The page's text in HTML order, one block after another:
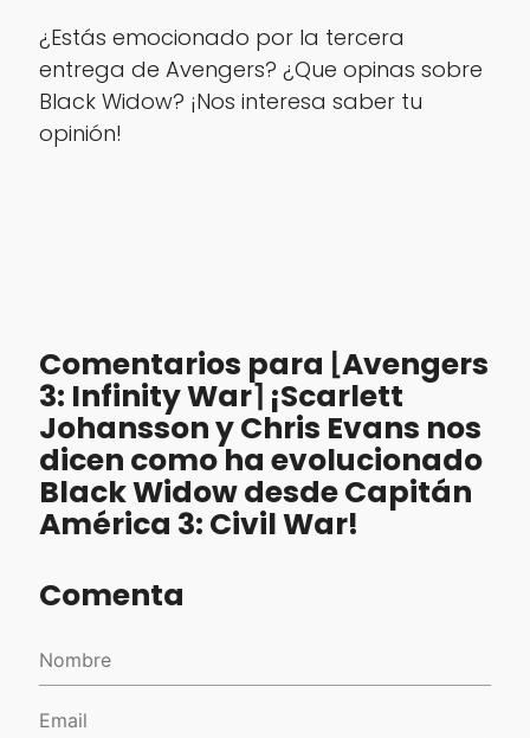
¿Estás emocionado por la tercera
entrega de Avengers? ¿Que opinas sobre
Black Widow? ¡Nos interesa saber tu
opinión!
Comentarios para ⌊Avengers
3: Infinity War⌉ ¡Scarlett
Johansson y Chris Evans nos
dicen como ha evolucionado
Black Widow desde Capitán
América 3: Civil War!
Comenta